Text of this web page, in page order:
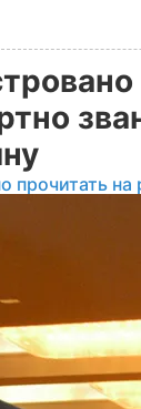
прочитать на